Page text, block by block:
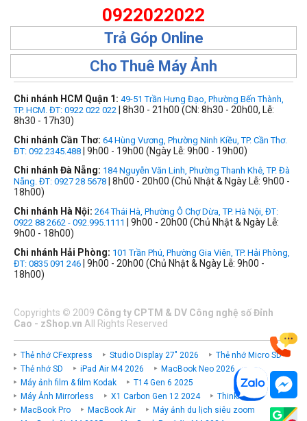
0922022022
Trả Góp Online
Cho Thuê Máy Ảnh
Chi nhánh HCM Quận 1: 49-51 Trần Hưng Đạo, Phường Bến Thành,
TP. HCM. ĐT: 0922 022 022 | 8h30 - 21h00 (CN: 8h30 - 20h00, Lễ:
8h30 - 17h30)
Chi nhánh Cần Thơ: 64 Hùng Vương, Phường Ninh Kiều, TP. Cần Thơ.
ĐT: 092.2345.488 | 9h00 - 19h00 (Ngày Lễ: 9h00 - 19h00)
Chi nhánh Đà Nẵng: 184 Nguyễn Văn Linh, Phường Thanh Khê, TP. Đà
Nẵng. ĐT: 0927 28 5678 | 8h00 - 20h00 (Chủ Nhật & Ngày Lễ: 9h00 -
18h00)
Chi nhánh Hà Nội: 264 Thái Hà, Phường Ô Chợ Dừa, TP. Hà Nội, ĐT:
0922 88 2662 - 092.995.1111
| 9h00 - 20h00 (Chủ Nhật & Ngày Lễ:
9h00 - 18h00)
Chi nhánh Hải Phòng: 101 Trần Phú, Phường Gia Viên, TP. Hải Phòng,
ĐT: 0835 091 246 | 9h00 - 20h00 (Chủ Nhật & Ngày Lễ: 9h00 -
18h00)
Copyrights © 2009 Công ty CPTM & DV Công nghệ số Đỉnh
Cao - zShop.vn All Rights Reserved
Thẻ nhớ CFexpress Studio Display 27" 2026
Thẻ nhớ Micro SD
Thẻ nhớ SD
iPad Air M4 2026
MacBook Neo 2026
Máy ảnh film & film Kodak
T14 Gen 6 2025
Máy Ảnh Mirrorless
X1 Carbon Gen 12 2024
ThinkPad P
MacBook Pro
MacBook Air
Máy ảnh du lịch siêu zoom